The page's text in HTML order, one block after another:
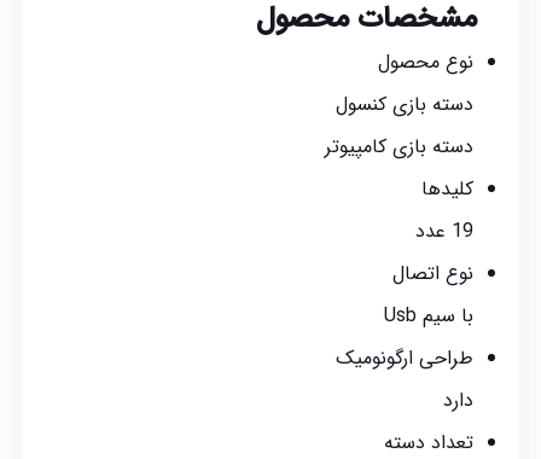
مشخصات محصول
نوع محصول
دسته بازی کنسول
دسته بازی کامپیوتر
کلیدها
19 عدد
نوع اتصال
با سیم Usb
طراحی ارگونومیک
دارد
تعداد دسته